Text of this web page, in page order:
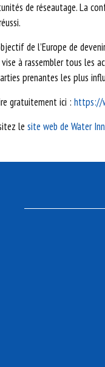
de réseautage. La
de l’Europe de
à rassembler tous les
prenantes les plus
gratuitement ici :https://
lesite web de Water